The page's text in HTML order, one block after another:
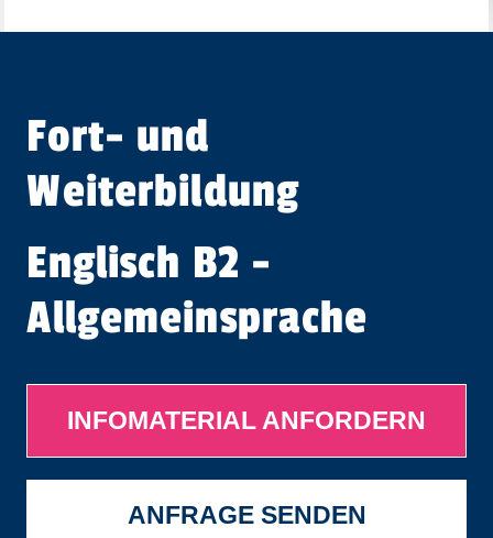
Fort- und
Weiterbildung
Englisch B2 -
Allgemeinsprache
INFOMATERIAL ANFORDERN
ANFRAGE SENDEN